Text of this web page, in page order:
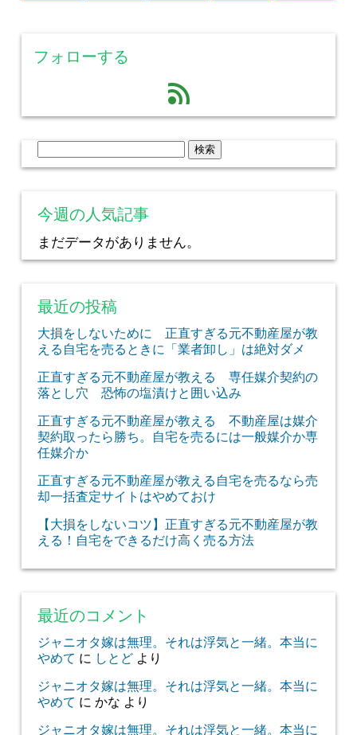
フォローする
feed
索:
今週の人気記事
まだデータがありません。
最近の投稿
大損をしないために 正直すぎる元不動産屋が教
える自宅を売るときに「業者卸し」は絶対ダメ
正直すぎる元不動産屋が教える 専任媒介契約の
落とし穴 恐怖の塩漬けと囲い込み
正直すぎる元不動産屋が教える 不動産屋は媒介
契約取ったら勝ち。自宅を売るには一般媒介か専
任媒介か
正直すぎる元不動産屋が教える自宅を売るなら売
却一括査定サイトはやめておけ
【大損をしないコツ】正直すぎる元不動産屋が教
える！自宅をできるだけ高く売る方法
最近のコメント
ジャニオタ嫁は無理。それは浮気と一緒。本当に
やめて に しとどより
ジャニオタ嫁は無理。それは浮気と一緒。本当に
やめて に かな より
ジャニオタ嫁は無理。それは浮気と一緒。本当に